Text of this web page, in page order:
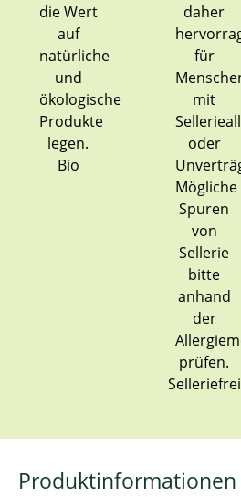
Bio
Selleriefrei
Produktinformationen